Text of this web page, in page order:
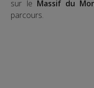
sur le Massif du
parcours.